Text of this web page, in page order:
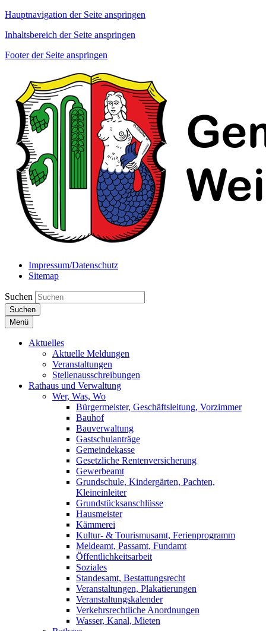
Hauptnavigation der Seite anspringen
Inhaltsbereich der Seite anspringen
Footer der Seite anspringen
Impressum/Datenschutz
Sitemap
Suchen
Suchen
Menü
Aktuelles
Aktuelle Meldungen
Veranstaltungen
Stellenausschreibungen
Rathaus und Verwaltung
Wer, Was, Wo
Bürgermeister, Geschäftsleitung, Vorzimmer
Bauhof
Bauverwaltung
Gastschulanträge
Gemeindekasse
Gesetzliche Rentenversicherung
Gewerbeamt
Grundschule, Kindergärten, Pachten,
Kleineinleiter
Grundstücksanschlüsse
Hausmeister
Kämmerei
Kultur- & Tourismusamt, Ferienprogramm
Meldeamt, Passamt, Fundamt
Öffentlichkeitsarbeit
Soziales
Standesamt, Bestattungsrecht
Veranstaltungen, Plakatierungen
Veranstaltungskalender
Verkehrsrechtliche Anordnungen
Wasser, Kanal, Mieten